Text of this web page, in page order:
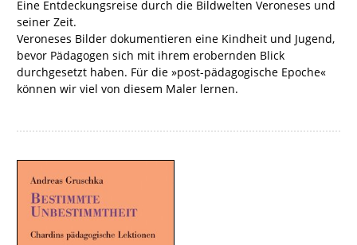
Eine Entdeckungsreise durch die Bildwelten Veroneses und
seiner Zeit.
Veroneses Bilder dokumentieren eine Kindheit und Jugend,
bevor Pädagogen sich mit ihrem erobernden Blick
durchgesetzt haben. Für die »post-pädagogische Epoche«
können wir viel von diesem Maler lernen.